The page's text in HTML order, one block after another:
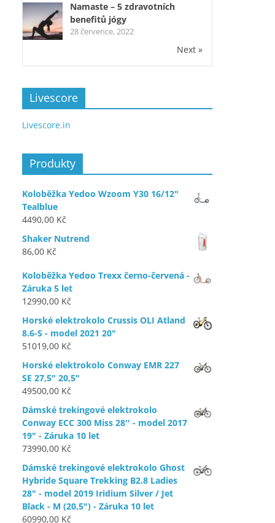
Namaste – 5 zdravotních
benefitů jógy
28 července, 2022
Next »
Livescore
Livescore.in
Produkty
Koloběžka Yedoo Wzoom Y30 16/12"
Tealblue
4490,00 Kč
Shaker Nutrend
86,00 Kč
Koloběžka Yedoo Trexx černo-červená -
Záruka 5 let
12990,00 Kč
Horské elektrokolo Crussis OLI Atland
8.6-S - model 2021 20"
51019,00 Kč
Horské elektrokolo Conway EMR 227
SE 27,5" 20,5"
49500,00 Kč
Dámské trekingové elektrokolo
Conway ECC 300 Miss 28'' - model 2017
19" - Záruka 10 let
73990,00 Kč
Dámské trekingové elektrokolo Ghost
Hybride Square Trekking B2.8 Ladies
28" - model 2019 Iridium Silver / Jet
Black - M (20,5") - Záruka 10 let
60990,00 Kč